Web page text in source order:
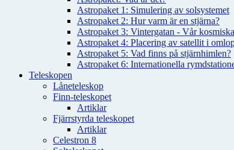
Astropaket 1: Simulering av solsystemet
Astropaket 2: Hur varm är en stjärna?
Astropaket 3: Vintergatan - Vår
Astropaket 4: Placering av satellit i
Astropaket 5: Vad finns på stjärnhimlen?
Astropaket 6: Internationella
Teleskopen
Låneteleskop
Finn-teleskopet
Artiklar
Fjärrstyrda teleskopet
Artiklar
Celestron 8